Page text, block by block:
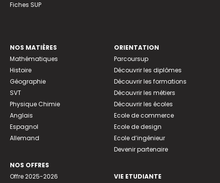
Fiches SUP
NOS MATIÈRES
Mathématiques
Histoire
Géographie
SVT
Physique Chimie
Anglais
Espagnol
Allemand
NOS OFFRES
Offre 2025-2026
ORIENTATION
Parcoursup
Découvrir les diplômes
Découvrir les formations
Découvrir les métiers
Découvrir les écoles
Ecole de commerce
Ecole de design
Ecole d’ingénieur
Devenir partenaire
VIE ETUDIANTE